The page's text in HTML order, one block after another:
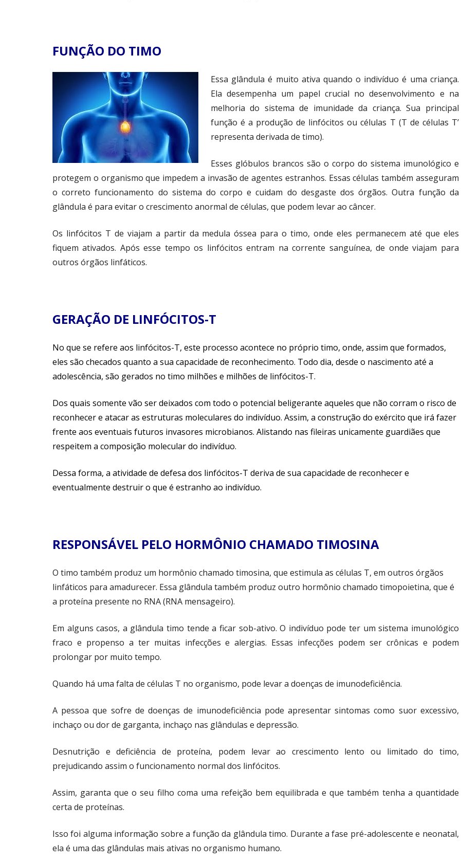
FUNÇÃO DO TIMO
Essa glândula é muito ativa quando o indivíduo é uma criança.
Ela desempenha um papel crucial no desenvolvimento e na
melhoria do sistema de imunidade da criança. Sua principal
função é a produção de linfócitos ou células T (T de células T’
representa derivada de timo).
Esses glóbulos brancos são o corpo do sistema imunológico e
protegem o organismo que impedem a invasão de agentes estranhos. Essas células também asseguram
o correto funcionamento do sistema do corpo e cuidam do desgaste dos órgãos. Outra função da
glândula é para evitar o crescimento anormal de células, que podem levar ao câncer.
Os linfócitos T de viajam a partir da medula óssea para o timo, onde eles permanecem até que eles
fiquem ativados. Após esse tempo os linfócitos entram na corrente sanguínea, de onde viajam para
outros órgãos linfáticos.
GERAÇÃO DE LINFÓCITOS-T
No que se refere aos linfócitos-T, este processo acontece no próprio timo, onde, assim que formados,
eles são checados quanto a sua capacidade de reconhecimento. Todo dia, desde o nascimento até a
adolescência, são gerados no timo milhões e milhões de linfócitos-T.
Dos quais somente vão ser deixados com todo o potencial beligerante aqueles que não corram o risco de
reconhecer e atacar as estruturas moleculares do indivíduo. Assim, a construção do exército que irá fazer
frente aos eventuais futuros invasores microbianos. Alistando nas fileiras unicamente guardiães que
respeitem a composição molecular do indivíduo.
Dessa forma, a atividade de defesa dos linfócitos-T deriva de sua capacidade de reconhecer e
eventualmente destruir o que é estranho ao indivíduo.
RESPONSÁVEL PELO HORMÔNIO CHAMADO TIMOSINA
O timo também produz um hormônio chamado timosina, que estimula as células T, em outros órgãos
linfáticos para amadurecer. Essa glândula também produz outro hormônio chamado timopoietina, que é
a proteína presente no RNA (RNA mensageiro).
Em alguns casos, a glândula timo tende a ficar sob-ativo. O indivíduo pode ter um sistema imunológico
fraco e propenso a ter muitas infecções e alergias. Essas infecções podem ser crônicas e podem
prolongar por muito tempo.
Quando há uma falta de células T no organismo, pode levar a doenças de imunodeficiência.
A pessoa que sofre de doenças de imunodeficiência pode apresentar sintomas como suor excessivo,
inchaço ou dor de garganta, inchaço nas glândulas e depressão.
Desnutrição e deficiência de proteína, podem levar ao crescimento lento ou limitado do timo,
prejudicando assim o funcionamento normal dos linfócitos.
Assim, garanta que o seu filho coma uma refeição bem equilibrada e que também tenha a quantidade
certa de proteínas.
Isso foi alguma informação sobre a função da glândula timo. Durante a fase pré-adolescente e neonatal,
ela é uma das glândulas mais ativas no organismo humano.